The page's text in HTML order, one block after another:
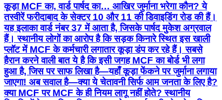
कूड़ा MCF का, वार्ड पार्षद का… आखिर जुर्माना भरेगा कौन? ये
तस्वीरें फरीदाबाद के सेक्टर 10 और 11 की डिवाइडिंग रोड की हैं।
यह इलाका वार्ड नंबर 37 में आता है, जिसके पार्षद मुकेश अग्रवाल
हैं। स्थानीय लोगों का आरोप है कि सड़क किनारे स्थित इस खाली
प्लॉट में MCF के कर्मचारी लगातार कूड़ा डंप कर रहे हैं। सबसे
हैरान करने वाली बात ये है कि इसी जगह MCF का बोर्ड भी लगा
हुआ है, जिस पर साफ लिखा है—यहाँ कूड़ा फेंकने पर जुर्माना लगाया
जाएगा! अब सवाल है—क्या ये चेतावनी सिर्फ आम जनता के लिए है?
क्या MCF पर MCF के ही नियम लागू नहीं होते? स्थानीय